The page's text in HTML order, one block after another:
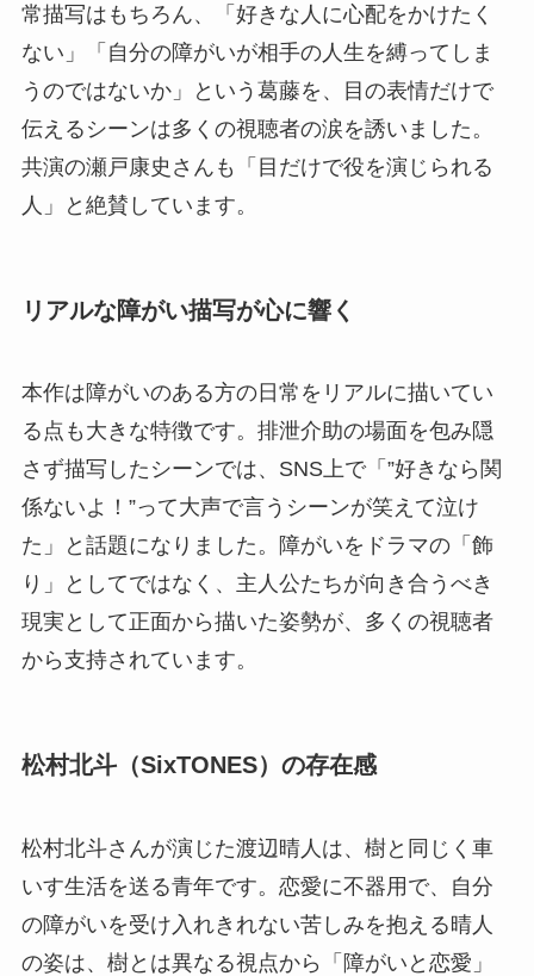
常描写はもちろん、「好きな人に心配をかけたく
ない」「自分の障がいが相手の人生を縛ってしま
うのではないか」という葛藤を、目の表情だけで
伝えるシーンは多くの視聴者の涙を誘いました。
共演の瀬戸康史さんも「目だけで役を演じられる
人」と絶賛しています。
リアルな障がい描写が心に響く
本作は障がいのある方の日常をリアルに描いてい
る点も大きな特徴です。排泄介助の場面を包み隠
さず描写したシーンでは、SNS上で「”好きなら関
係ないよ！”って大声で言うシーンが笑えて泣け
た」と話題になりました。障がいをドラマの「飾
り」としてではなく、主人公たちが向き合うべき
現実として正面から描いた姿勢が、多くの視聴者
から支持されています。
松村北斗（SixTONES）の存在感
松村北斗さんが演じた渡辺晴人は、樹と同じく車
いす生活を送る青年です。恋愛に不器用で、自分
の障がいを受け入れきれない苦しみを抱える晴人
の姿は、樹とは異なる視点から「障がいと恋愛」